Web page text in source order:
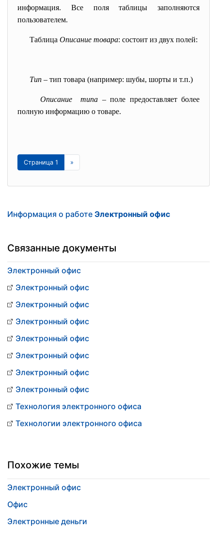
информация. Все поля таблицы заполняются
пользователем.
Таблица Описание товара: состоит из двух полей:
Тип – тип товара (например: шубы, шорты и т.п.)
Описание типа – поле предоставляет более
полную информацию о товаре.
Страница 1 »
Информация о работе Электронный офис
Связанные документы
Электронный офис
Электронный офис
Электронный офис
Электронный офис
Электронный офис
Электронный офис
Электронный офис
Электронный офис
Технология электронного офиса
Технологии электронного офиса
Похожие темы
Электронный офис
Офис
Электронные деньги